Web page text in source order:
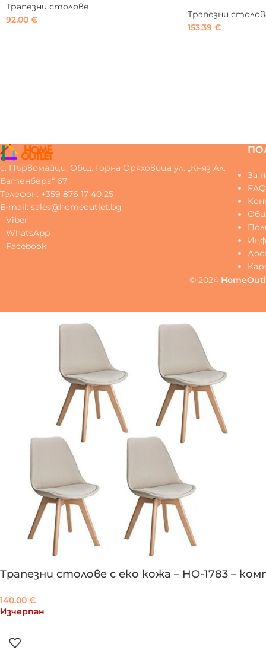
Трапезни столове
92.00 €
Трапезни
153.39 €
с. Първомайци, Общ. Горна Оряховица ул. „Княз Ал.
Батенберг“ 67
Телефон: +359 876 17 40 25
E-mail: sales@homeoutlet.bg
Viber
WhatsApp
Facebook
За
FAQ
© 2024
Трапезни столове с еко кожа – HO-1783 –
140.00 €
Изчерпан